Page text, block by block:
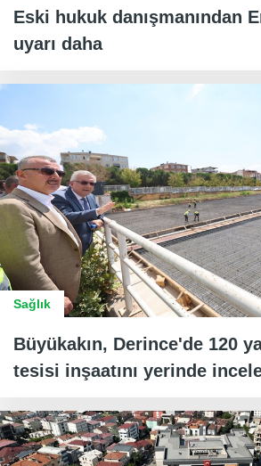
Eski hukuk danışmanından
uyarı daha
Sağlık
Büyükakın, Derince'de 120
tesisi inşaatını yerinde